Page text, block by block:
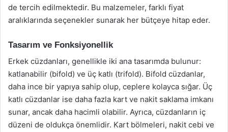
de tercih edilmektedir. Bu malzemeler, farklı fiyat
aralıklarında seçenekler sunarak her bütçeye hitap eder.
Tasarım ve Fonksiyonellik
Erkek cüzdanları, genellikle iki ana tasarımda bulunur:
katlanabilir (bifold) ve üç katlı (trifold). Bifold cüzdanlar,
daha ince bir yapıya sahip olup, ceplere kolayca sığar. Üç
katlı cüzdanlar ise daha fazla kart ve nakit saklama imkanı
sunar, ancak daha hacimli olabilir. Ayrıca, cüzdanların iç
düzeni de oldukça önemlidir. Kart bölmeleri, nakit cebi ve